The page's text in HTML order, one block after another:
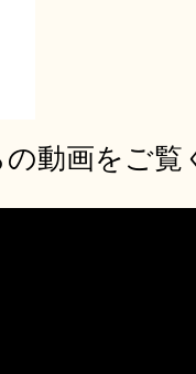
動画をご覧